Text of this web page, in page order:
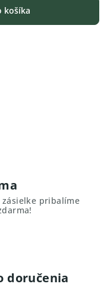
košíka
zásielke pribalíme
doručenia